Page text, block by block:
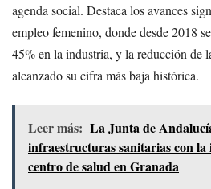
agenda social. Destaca los avances
empleo femenino, donde desde 2018
45% en la industria, y la reducción de
alcanzado su cifra más baja histórica.
Leer más: La Junta de
infraestructuras sanitarias con
centro de salud en Granada